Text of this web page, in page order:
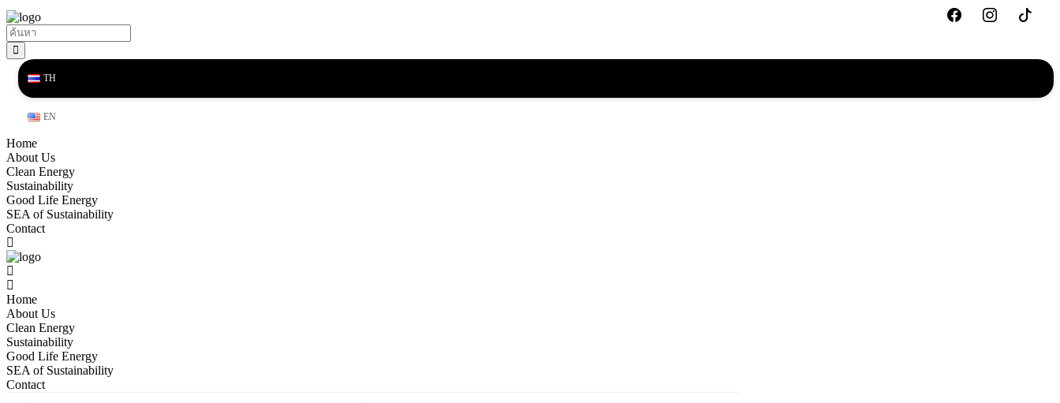
TH
EN
Home
About Us
Clean Energy
Sustainability
Good Life Energy
SEA of Sustainability
Contact
Home
About Us
Clean Energy
Sustainability
Good Life Energy
SEA of Sustainability
Contact